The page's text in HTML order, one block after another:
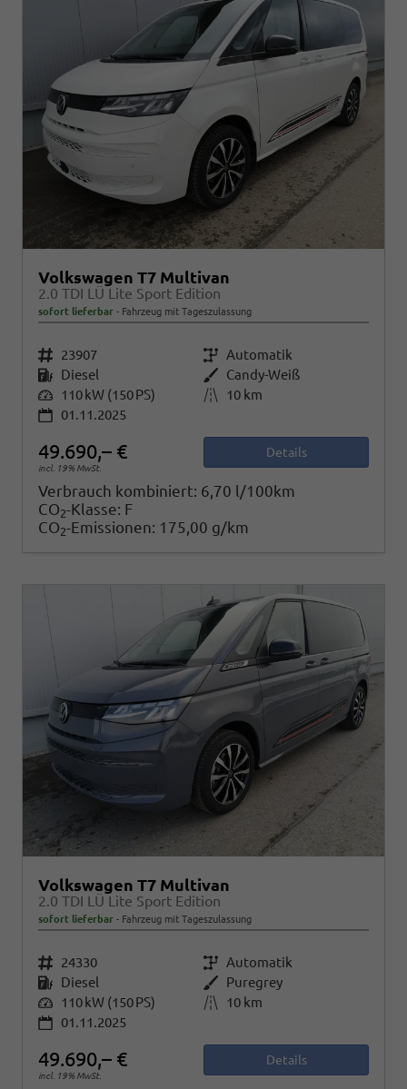
Volkswagen T7 Multivan
2.0 TDI LÜ Lite Sport Edition
sofort lieferbar Fahrzeug mit Tageszulassung
Fahrzeugnr. 23907 Getriebe Automatik
Kraftstoff Diesel Außenfarbe Candy-Weiß
Leistung 110 kW (150 PS) Kilometerstand
10 km
01.11.2025
49.690,– €
incl. 19% MwSt.
Details
Verbrauch kombiniert: 6,70 l/100km
CO2-Klasse: F
CO2-Emissionen: 175,00 g/km
Volkswagen T7 Multivan
2.0 TDI LÜ Lite Sport Edition
sofort lieferbar Fahrzeug mit Tageszulassung
Fahrzeugnr. 24330 Getriebe Automatik
Kraftstoff Diesel Außenfarbe Puregrey
Leistung 110 kW (150 PS) Kilometerstand
10 km
01.11.2025
49.690,– €
incl. 19% MwSt.
Details